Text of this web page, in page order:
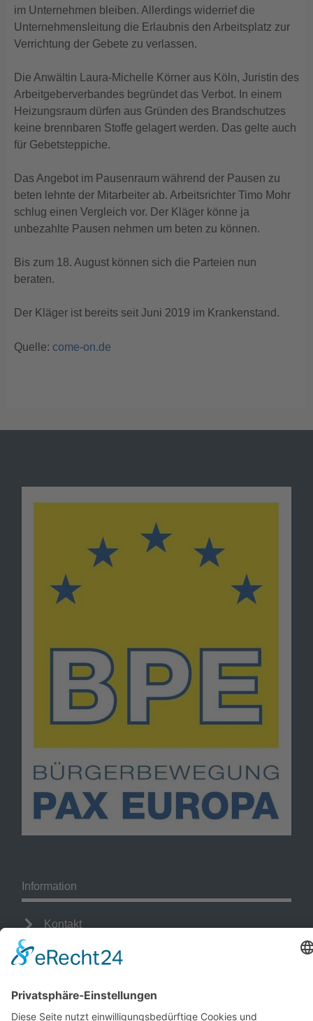
im Unternehmen bleiben. Allerdings widerrief die
Unternehmensleitung die Erlaubnis den Arbeitsplatz zur
Verrichtung der Gebete zu verlassen.
Die Anwältin Laura-Michelle Körner aus Köln, Juristin des
Arbeitgeberverbandes begründet das Verbot. In einem
Heizungsraum dürfen aus Gründen des Brandschutzes
keine brennbaren Stoffe gelagert werden. Das gelte auch
für Gebetsteppiche.
Das Angebot im Pausenraum während der Pausen zu
beten lehnte der Mitarbeiter ab. Arbeitsrichter Timo Mohr
schlug einen Vergleich vor. Der Kläger könne ja
unbezahlte Pausen nehmen um beten zu können.
Bis zum 18. August können sich die Parteien nun
beraten.
Der Kläger ist bereits seit Juni 2019 im Krankenstand.
Quelle: come-on.de
Information
Kontakt
Impressum
Copyright 2023. All rights reserved.